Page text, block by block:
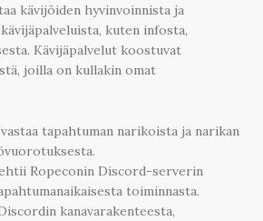
kävijöiden hyvinvoinnista ja
kuten infosta,
Kävijäpalvelut koostuvat
joilla on kullakin omat
tapahtuman narikoista ja narikan
Ropeconin Discord-serverin
toiminnasta.
kanavarakenteesta,